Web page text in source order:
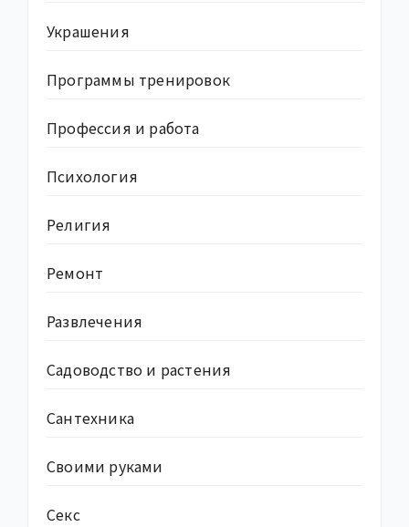
Украшения
Программы тренировок
Профессия и работа
Психология
Религия
Ремонт
Развлечения
Садоводство и растения
Сантехника
Своими руками
Секс